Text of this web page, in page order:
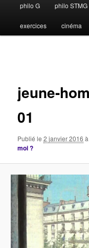
principal
philo G philo STMG
exercices cinéma
jeune-
01
Publié le2 janvier 2016
moi ?